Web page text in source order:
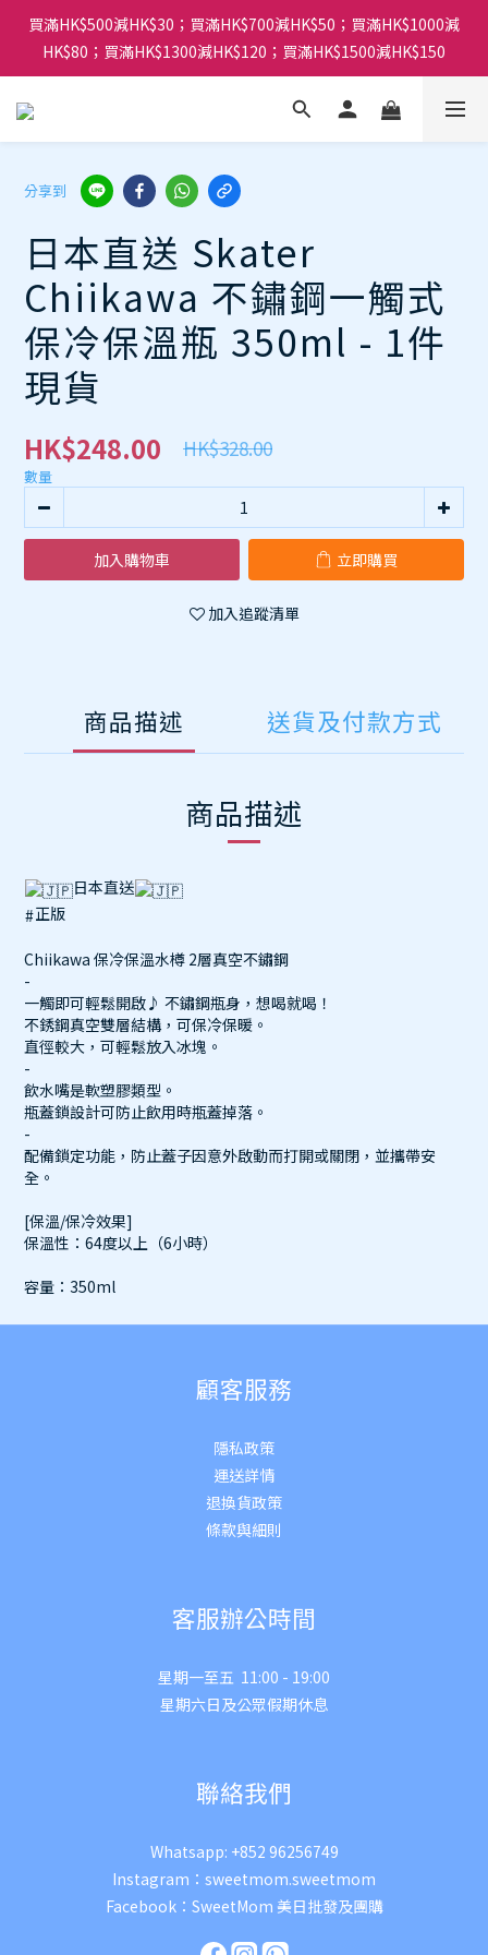
買滿HK$500減HK$30；買滿HK$700減HK$50；買滿HK$1000減
HK$80；買滿HK$1300減HK$120；買滿HK$1500減HK$150
分享到
日本直送 Skater
Chiikawa 不鏽鋼一觸式
保冷保溫瓶 350ml - 1件
現貨
HK$248.00 HK$328.00
數量
加入購物車 立即購買
加入追蹤清單
商品描述 送貨及付款方式
商品描述
日本直送
#正版
Chiikawa 保冷保溫水樽 2層真空不鏽鋼
-
一觸即可輕鬆開啟♪ 不鏽鋼瓶身，想喝就喝！
不銹鋼真空雙層結構，可保冷保暖。
直徑較大，可輕鬆放入冰塊。
-
飲水嘴是軟塑膠類型。
瓶蓋鎖設計可防止飲用時瓶蓋掉落。
-
配備鎖定功能，防止蓋子因意外啟動而打開或關閉，並攜帶安
全。
[保溫/保冷效果]
保溫性：64度以上（6小時）
容量：350ml
顧客服務
隱私政策
運送詳情
退換貨政策
條款與細則
客服辦公時間
星期一至五 11:00 - 19:00
星期六日及公眾假期休息
聯絡我們
Whatsapp: +852 96256749
Instagram： sweetmom.sweetmom
Facebook： SweetMom 美日批發及團購